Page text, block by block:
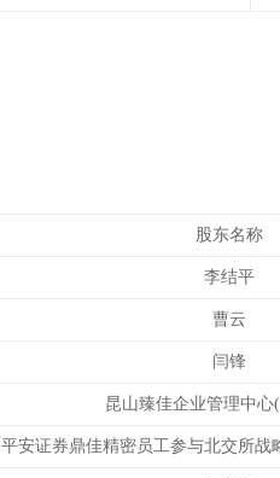
股东名称
李结平
曹云
闫锋
昆山臻佳企业管理中心
平安证券鼎佳精密员工参与北交所战